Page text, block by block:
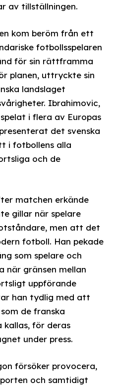
av tillställningen.
kom beröm från ett
fotbollsspelaren
för sin rättframma
planen, uttryckte sin
landslaget
Ibrahimovic,
i flera av Europas
det svenska
i fotbollens alla
och de
matchen erkände
gillar när spelare
men att det
fotboll. Han pekade
som spelare och
när gränsen mellan
uppförande
han tydlig med att
de franska
kallas, för deras
under press.
försöker provocera,
och samtidigt